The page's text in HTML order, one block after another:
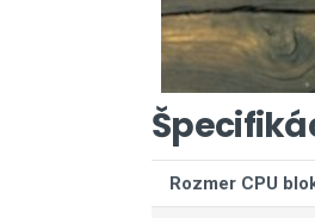
Rozmer CPU